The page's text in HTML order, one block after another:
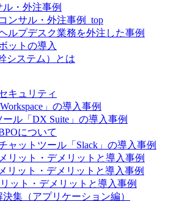
・外注事例
ンサル・外注事例_top
ルプデスク業務を外注した事例
ットの導入
システム）とは
キュリティ
Workspace」の導入事例
ール「DX Suite」の導入事例
について
ャットツール「Slack」の導入事例
リット・デメリットと導入事例
リット・デメリットと導入事例
ット・デメリットと導入事例
集（アプリケーション編）